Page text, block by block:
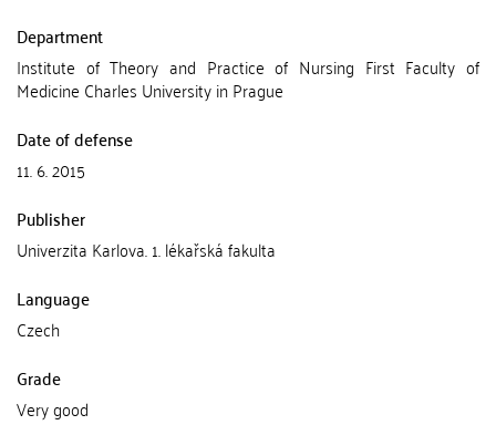
Department
Institute of Theory and Practice of Nursing First Faculty of
Medicine Charles University in Prague
Date of defense
11. 6. 2015
Publisher
Univerzita Karlova. 1. lékařská fakulta
Language
Czech
Grade
Very good